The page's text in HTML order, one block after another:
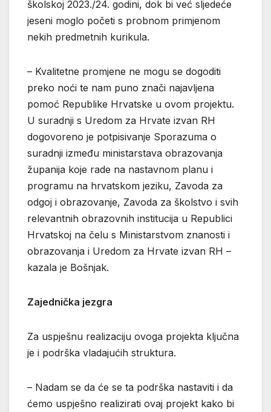
školskoj 2023./24. godini, dok bi već sljedeće
jeseni moglo početi s probnom primjenom
nekih predmetnih kurikula.
– Kvalitetne promjene ne mogu se dogoditi
preko noći te nam puno znači najavljena
pomoć Republike Hrvatske u ovom projektu.
U suradnji s Uredom za Hrvate izvan RH
dogovoreno je potpisivanje Sporazuma o
suradnji između ministarstava obrazovanja
županija koje rade na nastavnom planu i
programu na hrvatskom jeziku, Zavoda za
odgoj i obrazovanje, Zavoda za školstvo i svih
relevantnih obrazovnih institucija u Republici
Hrvatskoj na čelu s Ministarstvom znanosti i
obrazovanja i Uredom za Hrvate izvan RH –
kazala je Bošnjak.
Zajednička jezgra
Za uspješnu realizaciju ovoga projekta ključna
je i podrška vladajućih struktura.
– Nadam se da će se ta podrška nastaviti i da
ćemo uspješno realizirati ovaj projekt kako bi